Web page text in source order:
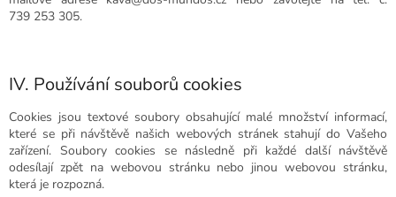
739 253 305.
IV. Používání souborů cookies
Cookies jsou textové soubory obsahující malé množství informací,
které se při návštěvě našich webových stránek stahují do Vašeho
zařízení. Soubory cookies se následně při každé další návštěvě
odesílají zpět na webovou stránku nebo jinou webovou stránku,
která je rozpozná.